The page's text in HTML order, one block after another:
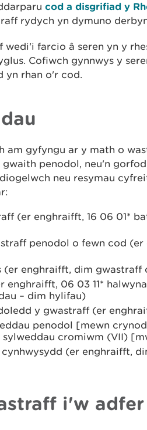
cod a disgrifiad y
rydych yn dymuno
wedi'i farcio â seren yn y
Cofiwch gynnwys y
yn rhan o'r cod.
am gyfyngu ar y math o
penodol, neu'n
neu resymau
(er enghraifft, 16 06 01*
penodol o fewn cod (er
(er enghraifft, dim gwastraff
enghraifft, 06 03 11*
– dim hylifau)
y gwastraff (er
penodol [mewn
cromiwm (VII)
(er enghraifft,
i'w adfer